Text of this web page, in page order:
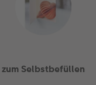
zum Selbstbefüllen